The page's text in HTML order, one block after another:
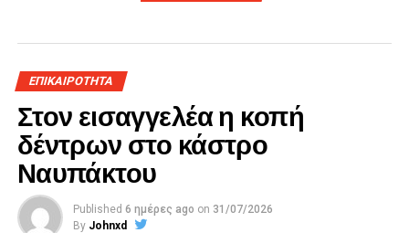
ΕΠΙΚΑΙΡΟΤΗΤΑ
Στον εισαγγελέα η κοπή
δέντρων στο κάστρο
Ναυπάκτου
Published 6 ημέρες ago on 31/07/2026
By Johnxd